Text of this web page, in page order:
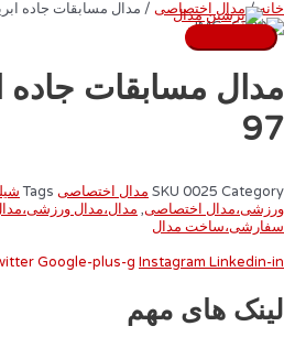
پرش
به
محتوا
فهرست
خانه/مدال اختصاصی / مدال مسابقات جاده
مدال مسابقات جاده
97
SKU 0025 Category مدال اختصاصی Tags
ورزشی،مدال اختصاصی, مدال،مدال
سفارشی،ساخت مدال
Google-plus-g Instagram Linkedin-in
لینک های مهم